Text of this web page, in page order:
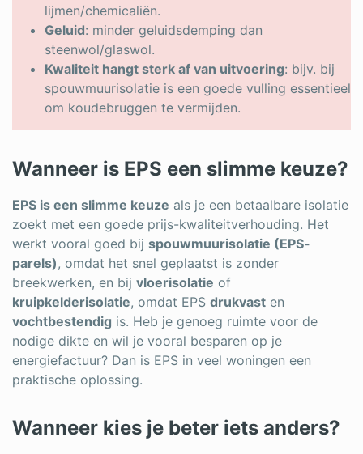
lijmen/chemicaliën.
Geluid: minder geluidsdemping dan
steenwol/glaswol.
Kwaliteit hangt sterk af van uitvoering: bijv. bij
spouwmuurisolatie is een goede vulling essentieel
om koudebruggen te vermijden.
Wanneer is EPS een slimme keuze?
EPS is een slimme keuze als je een betaalbare isolatie
zoekt met een goede prijs-kwaliteitverhouding. Het
werkt vooral goed bij spouwmuurisolatie (EPS-
parels), omdat het snel geplaatst is zonder
breekwerken, en bij vloerisolatie of
kruipkelderisolatie, omdat EPS drukvast en
vochtbestendig is. Heb je genoeg ruimte voor de
nodige dikte en wil je vooral besparen op je
energiefactuur? Dan is EPS in veel woningen een
praktische oplossing.
Wanneer kies je beter iets anders?